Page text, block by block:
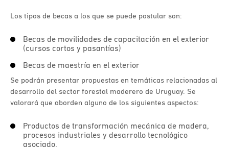
Los tipos de becas a los que se puede postular son:
Becas de movilidades de capacitación en el exterior
(cursos cortos y pasantías)
Becas de maestría en el exterior
Se podrán presentar propuestas en temáticas relacionadas al
desarrollo del sector forestal maderero de Uruguay. Se
valorará que aborden alguno de los siguientes aspectos:
Productos de transformación mecánica de madera,
procesos industriales y desarrollo tecnológico
asociado.